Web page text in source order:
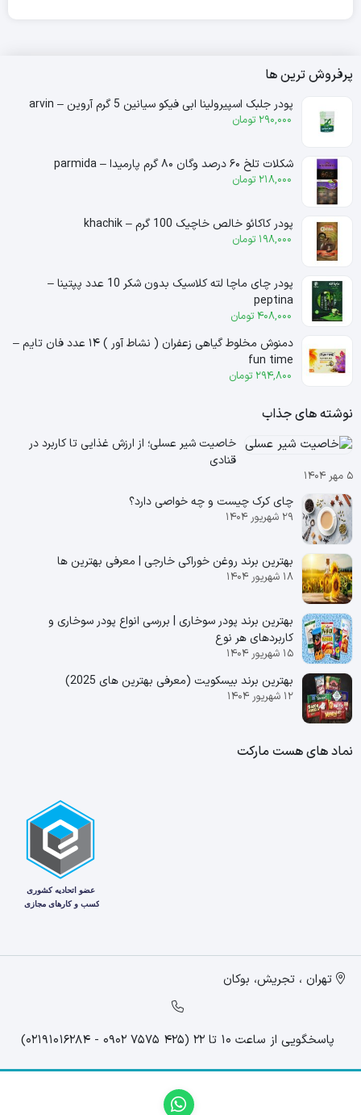
پرفروش ترین ها
پودر جلبک اسپیرولینا ابی فیکو سیانین 5 گرم آروین – arvin
290,000 تومان
شکلات تلخ ۶۰ درصد وگان ۸۰ گرم پارمیدا – parmida
218,000 تومان
پودر کاکائو خالص خاچیک 100 گرم – khachik
198,000 تومان
پودر چای ماچا لته کلاسیک بدون شکر 10 عدد پپتینا –
peptina
408,000 تومان
دمنوش مخلوط گیاهی زعفران ( نشاط آور ) ۱۴ عدد فان تایم –
fun time
294,800 تومان
نوشته های جذاب
خاصیت شیر عسلی؛ از ارزش غذایی تا کاربرد در
قنادی
۵ مهر ۱۴۰۴
چای کرک چیست و چه خواصی دارد؟
۲۹ شهریور ۱۴۰۴
بهترین برند روغن خوراکی خارجی | معرفی بهترین ها
۱۸ شهریور ۱۴۰۴
بهترین برند پودر سوخاری | بررسی انواع پودر سوخاری و
کاربردهای هر نوع
۱۵ شهریور ۱۴۰۴
بهترین برند بیسکویت (معرفی بهترین‌ های 2025)
۱۲ شهریور ۱۴۰۴
نماد های هست مارکت
تهران ، تجریش، بوکان
پاسخگویی از ساعت 10 تا 22 (425 7575 0902 - 02191016284)